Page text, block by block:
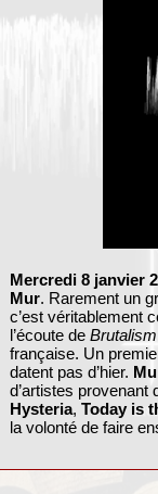
Mercredi 8 janvier
Mur. Rarement un
c’est véritablement
l’écoute de Brutalism
française. Un
datent pas d’hier.
d’artistes provenant
Hysteria, Today is
la volonté de faire